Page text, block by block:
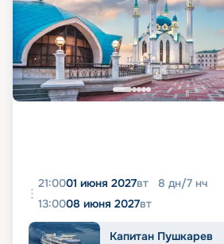
21:0001 июня 2027вт 8 дн/7 нч
13:0008 июня 2027вт
Капитан Пушкарев